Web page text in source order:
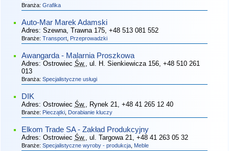
Branża: Grafika
Auto-Mar Marek Adamski
Adres: Szewna, Trawna 175, +48 513 081 552
Branże: Transport, Przeprowadzki
Awangarda - Malarnia Proszkowa
Adres: Ostrowiec Św. , ul. H. Sienkiewicza 156, +48 510 261
013
Branża: Specjalistyczne usługi
DIK
Adres: Ostrowiec Św. , Rynek 21 , +48 41 265 12 40
Branże: Pieczątki, Dorabianie kluczy
Elkom Trade SA - Zakład Produkcyjny
Adres: Ostrowiec Św. , ul. Targowa 21 , +48 41 263 05 32
Branże: Specjalistyczne wyroby - produkcja, Meble